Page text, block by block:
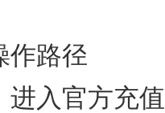
作路径
进入官方充